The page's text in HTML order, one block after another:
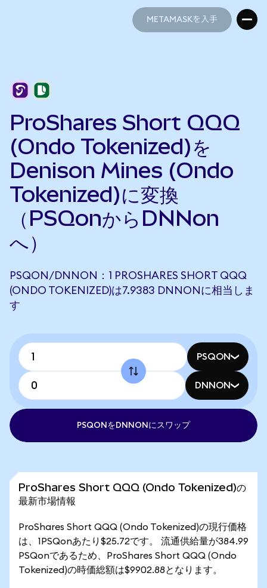
METAMASKを入手
ProShares Short QQQ
(Ondo Tokenized)を
Denison Mines (Ondo
Tokenized)に変換
（PSQonからDNNon
へ）
PSQON/DNNON：1 PROSHARES SHORT QQQ
(ONDO TOKENIZED)は7.9383 DNNONに相当しま
す
PSQON
DNNON
PSQONをDNNONにスワップ
ProShares Short QQQ (Ondo Tokenized)の
最新市場情報
ProShares Short QQQ (Ondo Tokenized)の現行価格
は、1PSQonあたり$25.72です。 流通供給量が384.99
PSQonであるため、ProShares Short QQQ (Ondo
Tokenized)の時価総額は$9902.88となります。